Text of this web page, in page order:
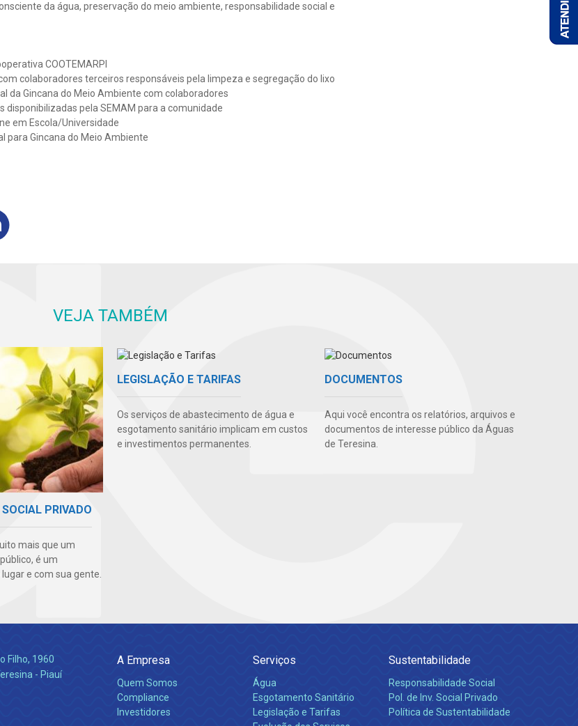
da água, preservação do meio ambiente, responsabilidade social e
COOTEMARPI
colaboradores terceiros responsáveis pela limpeza e segregação do lixo
da Gincana do Meio Ambiente com colaboradores
disponibilizadas pela SEMAM para a comunidade
em Escola/Universidade
para Gincana do Meio Ambiente
VEJA TAMBÉM
PRIVADO
mais que um
é um
e com sua gente.
LEGISLAÇÃO E TARIFAS
Os serviços de abastecimento de água e
esgotamento sanitário implicam em custos
e investimentos permanentes.
DOCUMENTOS
Aqui você encontra os relatórios, arquivos e
documentos de interesse público da Águas
de Teresina.
Filho, 1960
- Piauí
A Empresa
Quem Somos
Compliance
Investidores
Serviços
Água
Esgotamento Sanitário
Legislação e Tarifas
Sustentabilidade
Responsabilidade Social
Pol. de Inv. Social Privado
Política de Sustentabilidade